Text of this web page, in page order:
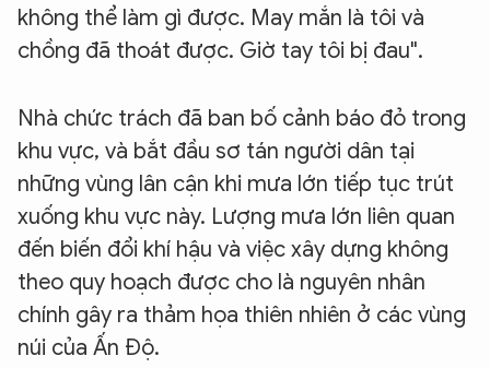
không thể làm gì được. May mắn là tôi và
chồng đã thoát được. Giờ tay tôi bị đau".
Nhà chức trách đã ban bố cảnh báo đỏ trong
khu vực, và bắt đầu sơ tán người dân tại
những vùng lân cận khi mưa lớn tiếp tục trút
xuống khu vực này. Lượng mưa lớn liên quan
đến biến đổi khí hậu và việc xây dựng không
theo quy hoạch được cho là nguyên nhân
chính gây ra thảm họa thiên nhiên ở các vùng
núi của Ấn Độ.